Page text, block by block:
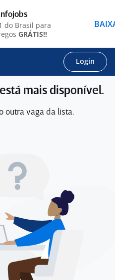
Login
mais disponível.
outra vaga da lista.
do Brasil para
GRÁTIS!!